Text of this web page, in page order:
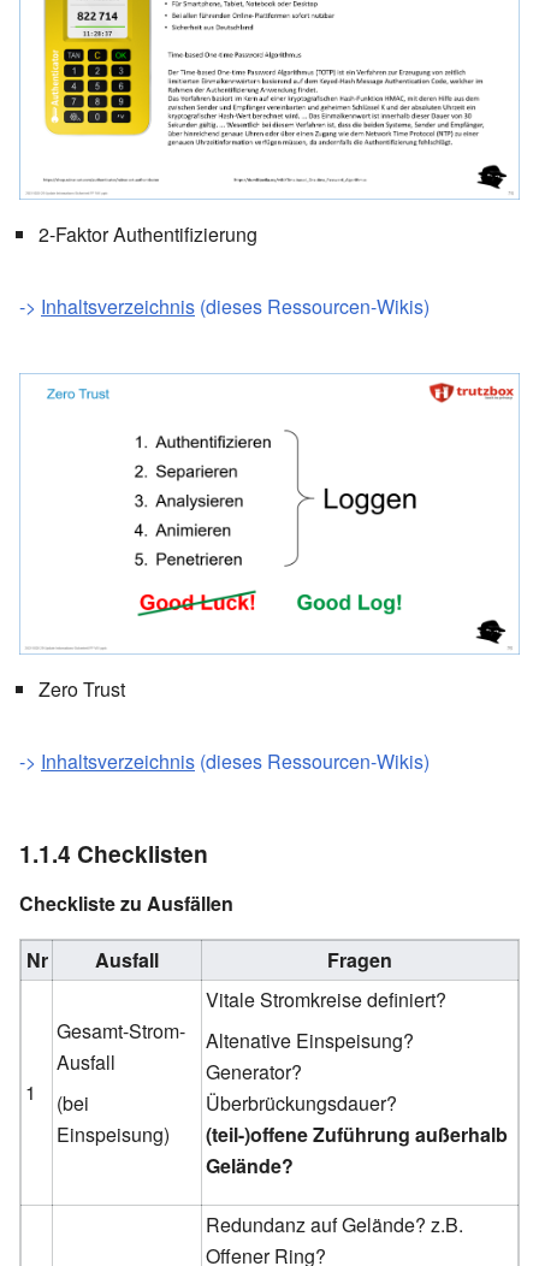
2-Faktor Authentifizierung
-> Inhaltsverzeichnis (dieses Ressourcen-Wikis)
Zero Trust
-> Inhaltsverzeichnis (dieses Ressourcen-Wikis)
1.1.4 Checklisten
Checkliste zu Ausfällen
Nr Ausfall Fragen
1
Gesamt-Strom-
Ausfall
(bei
Einspeisung)
Vitale Stromkreise definiert?
Altenative Einspeisung?
Generator?
Überbrückungsdauer?
(teil-)offene Zuführung außerhalb
Gelände?
Redundanz auf Gelände? z.B.
Offener Ring?